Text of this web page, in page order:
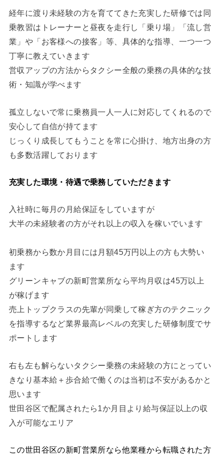
経年に渡り未経験の方を育ててきた充実した研修では同
乗教習はトレーナーと昼夜を走行し「乗り場」「流し営
業」や「お客様への接客」等、具体的な指導、一つ一つ
丁寧に教えていきます
営収アップの方法からタクシー全般の乗務の具体的な技
術・知識が学べます
孤立しないで常に乗務員一人一人に対応してくれるので
安心して自信が持てます
じっくり成長してもうことを常に心掛け、地方出身の方
も多数活躍しております
充実した環境・待遇で乗務していただきます
入社時に毎月の月給保証をしていますが
大半の未経験者の方がそれ以上の収入を稼いでいます
初乗務から数か月目には月額45万円以上の方も大勢い
ます
グリーンキャブの新町営業所なら平均月収は45万以上
が稼げます
売上トップクラスの先輩が同乗して稼ぎ方のテクニック
を指導するなど業界最高レベルの充実した研修制度でサ
ポートします
右も左も解らないタクシー乗務の未経験の方にとってい
きなり基本給＋歩合給で働くのは当初は不安があるかと
思います
世田谷区で配属されたら1か月目より給与保証以上の収
入が可能なエリア
この世田谷区の新町営業所なら他業種から転職された方